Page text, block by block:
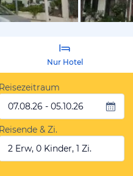
von
Nur Hotel
Reisezeitraum
07.08.26 - 05.10.26
Reisende & Zi.
2 Erw, 0 Kinder, 1 Zi.